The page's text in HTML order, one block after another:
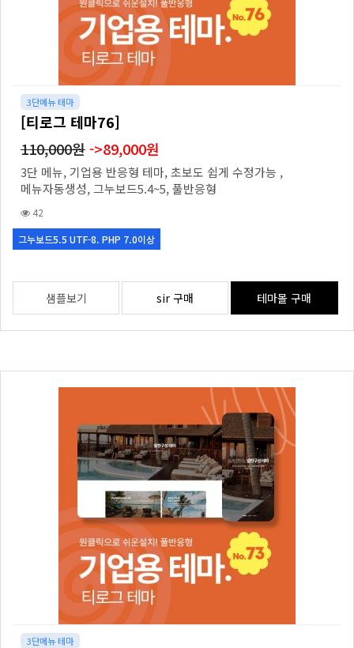
3단메뉴 테마
[티로그 테마76]
110,000원->89,000원
3단 메뉴, 기업용 반응형 테마, 초보도 쉽게 수정가능 ,
메뉴자동생성, 그누보드5.4~5, 풀반응형
42
그누보드5.5 UTF-8. PHP 7.0이상
샘플보기 sir 구매 테마몰 구매
3단메뉴 테마